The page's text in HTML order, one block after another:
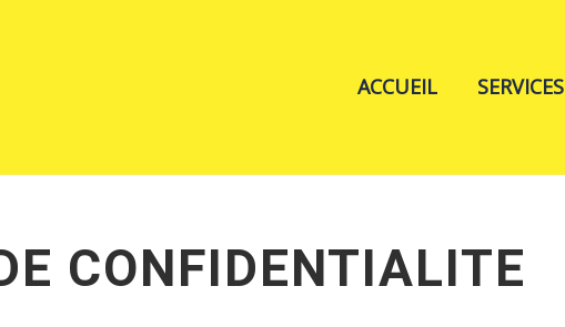
ACCUEIL SERVICES
CONFIDENTIALITE